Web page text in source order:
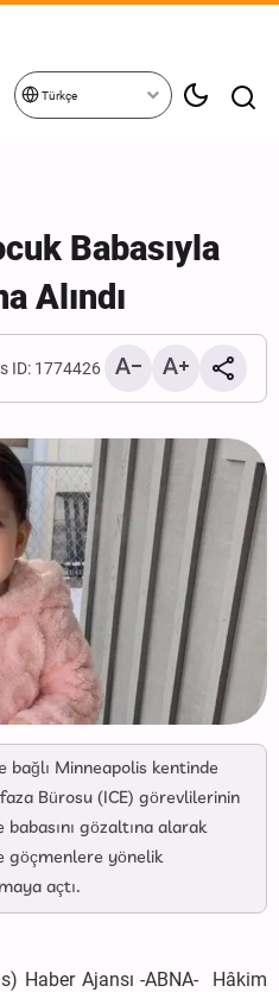
Türkçe
Babasıyla
Alındı
ID: 1774426
bağlı Minneapolis kentinde
Bürosu (ICE) görevlilerinin
babasını gözaltına alarak
göçmenlere yönelik
açtı.
Haber Ajansı -ABNA- Hâkim